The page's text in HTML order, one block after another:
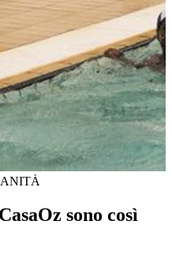
sono così